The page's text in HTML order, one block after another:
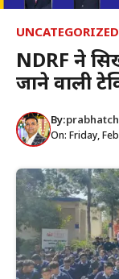
UNCATEGORIZED
NDRF ने
जाने वाली
By:
On: Friday,